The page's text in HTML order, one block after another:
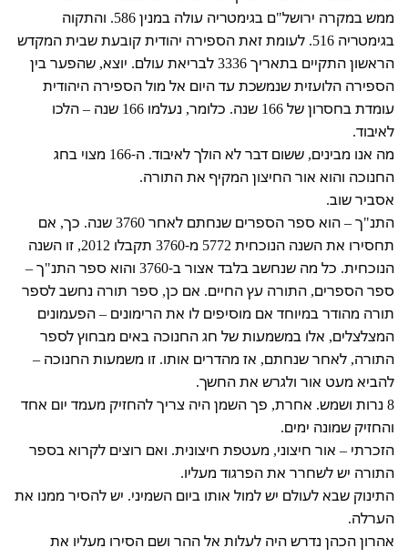
ממש במקרה ירושל"ם בגימטריה עולה במנין 586. והתקוה
בגימטריה 516. לעומת זאת הספירה יהודית קובעת שבית המקדש
הראשון התקיים בתאריך 3336 לבריאת עולם. יוצא, שהפער בין
הספירה הלועזית שנמשכת עד היום אל מול הספירה היהודית
עומדת בחסרון של 166 שנה. כלומר, נעלמו 166 שנה – הלכו
לאיבוד.
מה אנו מבינים, ששום דבר לא הולך לאיבוד. ה-166 מצוי בחג
החנוכה והוא אור החיצון המקיף את התורה.
אסביר שוב.
התנ"ך – הוא ספר הספרים שנחתם לאחר 3760 שנה. כך, אם
תחסירו את השנה הנוכחית 5772 מ-3760 תקבלו 2012, זו השנה
הנוכחית. כל מה שנחשב בלבד אצור ב-3760 והוא ספר התנ"ך –
ספר הספרים, התורה עץ החיים. אם כן, ספר תורה נחשב לספר
תורה מהודר במיוחד אם מוסיפים לו את הרימונים – הפעמונים
המצלצלים, אלו במשמעות של חג החנוכה באים מבחוץ לספר
התורה, לאחר שנחתם, אז מהדרים אותו. זו משמעות החנוכה –
להביא מעט אור ולגרש את החשך.
8 נרות ושמש. אחרת, פך השמן היה צריך להחזיק מעמד יום אחד
והחזיק שמונה ימים.
הזכרתי – אור חיצוני, מעטפת חיצונית. ואם רוצים לקרוא בספר
התורה יש לשחרר את הפרגוד מעליו.
התינוק שבא לעולם יש למול אותו ביום השמיני. יש להסיר ממנו את
הערלה.
אהרון הכהן נדרש היה לעלות אל ההר ושם הסירו מעליו את